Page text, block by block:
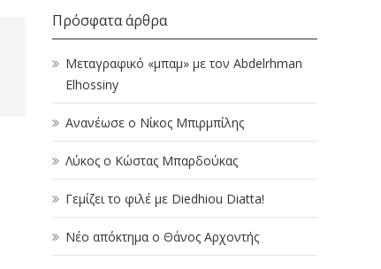
Πρόσφατα άρθρα
Μεταγραφικό «μπαμ» με τον Abdelrhman
Elhossiny
Ανανέωσε ο Νίκος Μπιρμπίλης
Λύκος ο Κώστας Μπαρδούκας
Γεμίζει το φιλέ με Diedhiou Diatta!
Νέο απόκτημα ο Θάνος Αρχοντής